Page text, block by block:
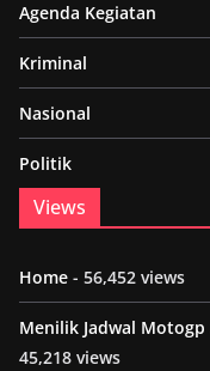
Agenda Kegiatan
Kriminal
Nasional
Politik
Views
Home - 56,452 views
Menilik Jadwal
45,218 views